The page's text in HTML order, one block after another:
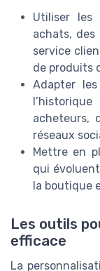
Utiliser les
achats,
service
de produits
Adapter
acheteurs,
réseaux
Mettre en
qui
la boutique
Les outils
efficace
La